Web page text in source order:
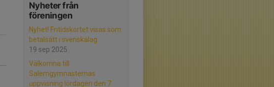
Nyheter från
föreningen
Nyhet! Fritidskortet visas som
betalsätt i svenskalag
19 sep 2025
Välkomna till
Salemgymnasternas
uppvisning lördagen den 7